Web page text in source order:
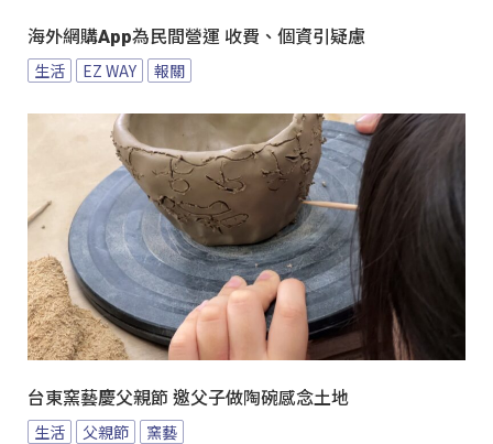
海外網購App為民間營運 收費、個資引疑慮
生活 EZ WAY 報關
台東窯藝慶父親節 邀父子做陶碗感念土地
生活 父親節 窯藝